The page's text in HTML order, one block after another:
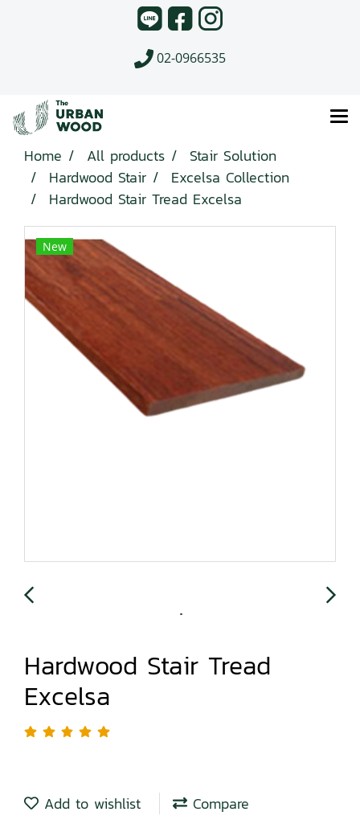
02-0966535
Home All products
Stair Solution
Hardwood Stair
Excelsa Collection
Hardwood Stair Tread Excelsa
New
Hardwood Stair Tread
Excelsa
Add to wishlist
Compare